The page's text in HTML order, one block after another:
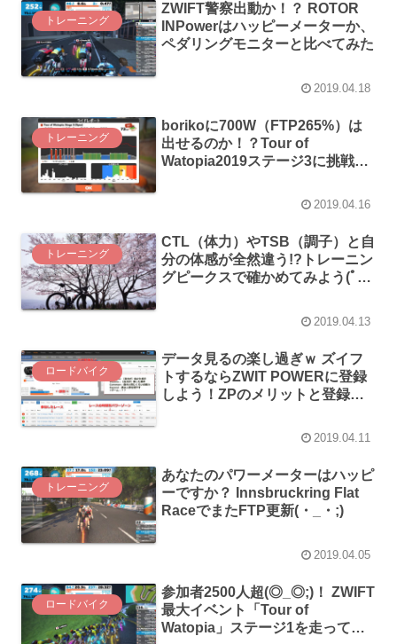
トレーニング
ZWIFT警察出動か！？ ROTOR
INPowerはハッピーメーターか、
ペダリングモニターと比べてみた
2019.04.18
トレーニング
borikoに700W（FTP265%）は
出せるのか！？Tour of
Watopia2019ステージ3に挑戦し
2019.04.16
トレーニング
CTL（体力）やTSB（調子）と自
分の体感が全然違う!?トレーニン
グピークスで確かめてみよう(ﾟ
2019.04.13
ロードバイク
データ見るの楽し過ぎｗ ズイフ
トするならZWIT POWERに登録
しよう！ZPのメリットと登録の
2019.04.11
トレーニング
あなたのパワーメーターはハッピ
ーですか？ Innsbruckring Flat
RaceでまたFTP更新(・_・;)
2019.04.05
ロードバイク
参加者2500人超(◎_◎;)！ ZWIFT
最大イベント「Tour of
Watopia」ステージ1を走ってみ